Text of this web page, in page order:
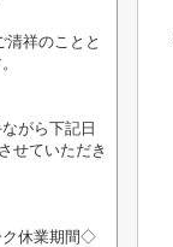
清祥のことと
がら下記日
せていただき
休業期間◇